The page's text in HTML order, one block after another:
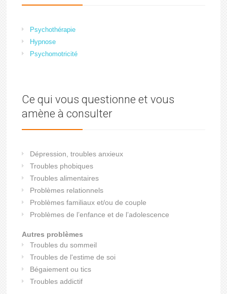
Psychothérapie
Hypnose
Psychomotricité
Ce qui vous questionne et vous
amène à consulter
Dépression, troubles anxieux
Troubles phobiques
Troubles alimentaires
Problèmes relationnels
Problèmes familiaux et/ou de couple
Problèmes de l’enfance et de l’adolescence
Autres problèmes
Troubles du sommeil
Troubles de l'estime de soi
Bégaiement ou tics
Troubles addictif